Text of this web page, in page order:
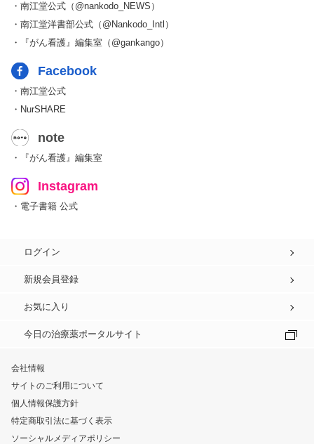
・南江堂公式（@nankodo_NEWS）
・南江堂洋書部公式（@Nankodo_Intl）
・『がん看護』編集室（@gankango）
Facebook
・南江堂公式
・NurSHARE
note
・『がん看護』編集室
Instagram
・電子書籍 公式
ログイン
新規会員登録
お気に入り
今日の治療薬ポータルサイト
会社情報
サイトのご利用について
個人情報保護方針
特定商取引法に基づく表示
ソーシャルメディアポリシー